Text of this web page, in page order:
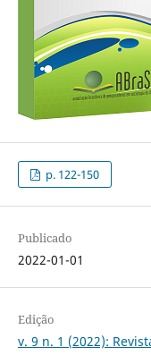
p. 122-150
Publicado
2022-01-01
Edição
v. 9 n. 1 (2022):